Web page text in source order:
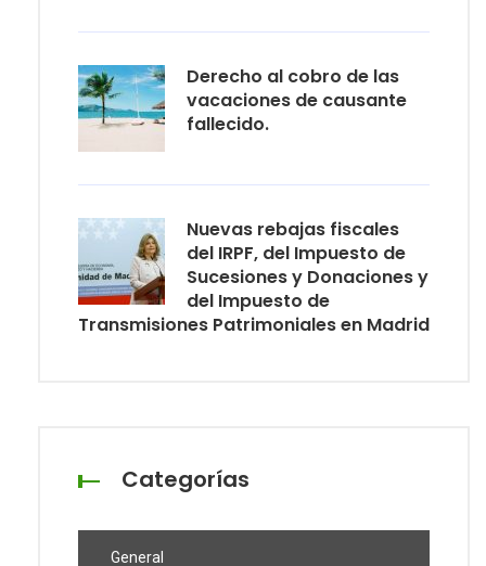
Derecho al cobro de las
vacaciones de causante
fallecido.
Nuevas rebajas fiscales
del IRPF, del Impuesto de
Sucesiones y Donaciones y
del Impuesto de
Transmisiones Patrimoniales en Madrid
Categorías
General